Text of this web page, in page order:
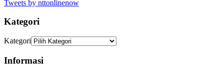
Tweets by nttonlinenow
Kategori
Kategori
Informasi